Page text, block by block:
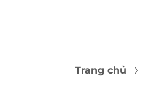
Trang chủ